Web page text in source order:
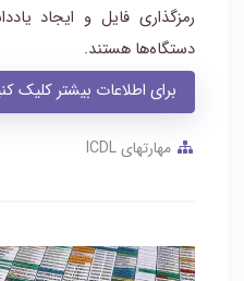
رمزگذاری فایل و ایجاد
دستگاه‌ها هستند.
برای اطلاعات بیشتر کلیک
مهارتهای ICDL